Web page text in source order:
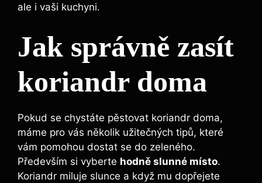
ale i vaši kuchyni.
Jak správně zasít
koriandr doma
Pokud se chystáte pěstovat koriandr doma,
máme pro vás několik užitečných tipů, které
vám pomohou dostat se do zeleného.
Především si vyberte hodně slunné místo.
Koriandr miluje slunce a když mu dopřejete